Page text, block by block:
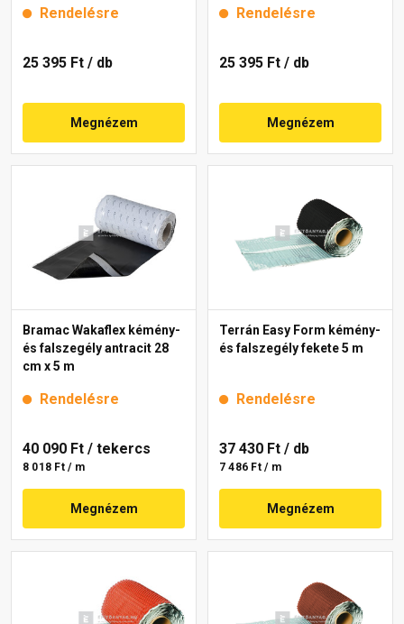
Rendelésre
25 395 Ft / db
Megnézem
Rendelésre
25 395 Ft / db
Megnézem
Bramac Wakaflex kémény-
és falszegély antracit 28
cm x 5 m
Rendelésre
40 090 Ft / tekercs
8 018 Ft / m
Megnézem
Terrán Easy Form kémény-
és falszegély fekete 5 m
Rendelésre
37 430 Ft / db
7 486 Ft / m
Megnézem